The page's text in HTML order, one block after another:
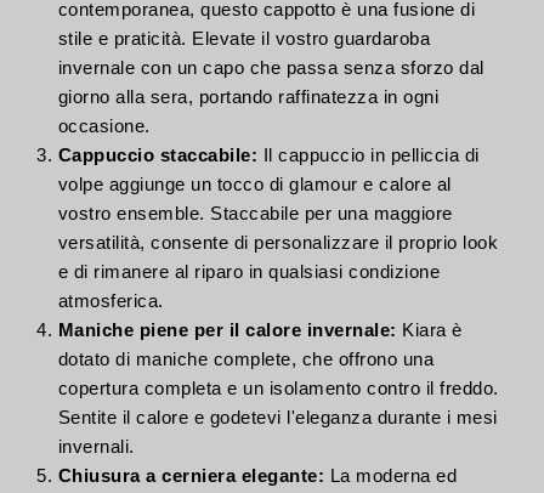
contemporanea, questo cappotto è una fusione di
stile e praticità. Elevate il vostro guardaroba
invernale con un capo che passa senza sforzo dal
giorno alla sera, portando raffinatezza in ogni
occasione.
Cappuccio staccabile: Il cappuccio in pelliccia di
volpe aggiunge un tocco di glamour e calore al
vostro ensemble. Staccabile per una maggiore
versatilità, consente di personalizzare il proprio look
e di rimanere al riparo in qualsiasi condizione
atmosferica.
Maniche piene per il calore invernale: Kiara è
dotato di maniche complete, che offrono una
copertura completa e un isolamento contro il freddo.
Sentite il calore e godetevi l'eleganza durante i mesi
invernali.
Chiusura a cerniera elegante: La moderna ed